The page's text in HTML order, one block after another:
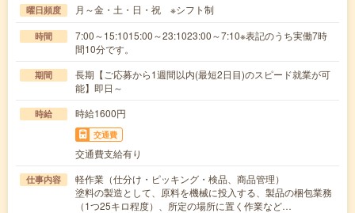
曜日頻度 月～金・土・日・祝 ※シフト制
時間
7:00～15:1015:00～23:1023:00～7:10※表記のうち実働7時
間10分です。
期間
長期【ご応募から1週間以内(最短2日目)のスピード就業が可
能】即日～
時給 時給1600円
交通費
交通費支給有り
仕事内容
軽作業（仕分け・ピッキング・検品、商品管理）
塗料の製造として、原料を機械に投入する、製品の梱包業務
（1つ25キロ程度）、所定の場所に置く作業など…